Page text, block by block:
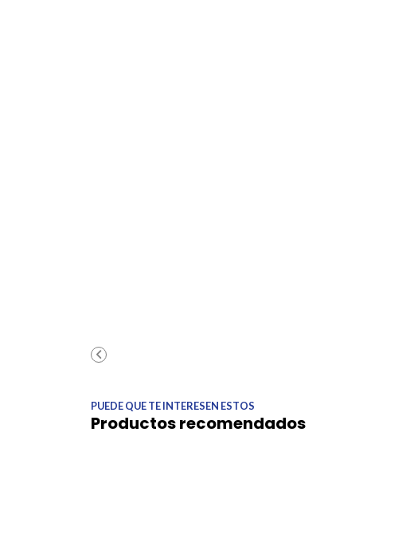
PUEDE QUE TE INTERESEN ESTOS
Productos recomendados